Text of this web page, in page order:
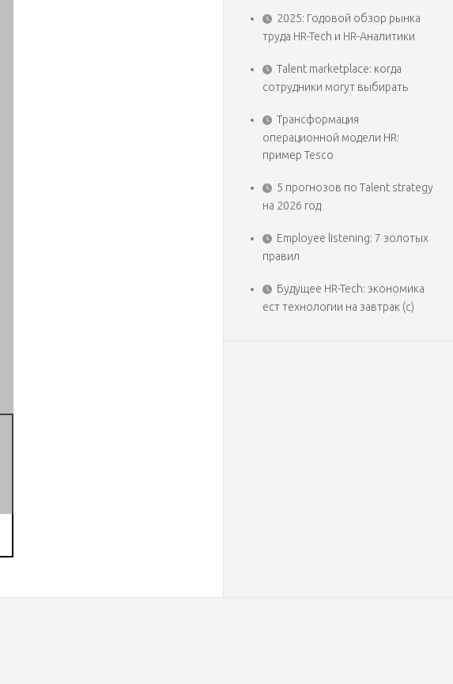
2025: Годовой обзор рынка
труда HR-Tech и HR-Аналитики
Talent marketplace: когда
сотрудники могут выбирать
Трансформация
операционной модели HR:
пример Tesco
5 прогнозов по Talent strategy
на 2026 год
Employee listening: 7 золотых
правил
Будущее HR-Tech: экономика
ест технологии на завтрак (с)